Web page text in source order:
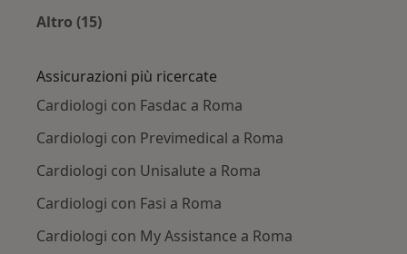
Altro (15)
Assicurazioni più ricercate
Cardiologi con Fasdac a Roma
Cardiologi con Previmedical a Roma
Cardiologi con Unisalute a Roma
Cardiologi con Fasi a Roma
Cardiologi con My Assistance a Roma